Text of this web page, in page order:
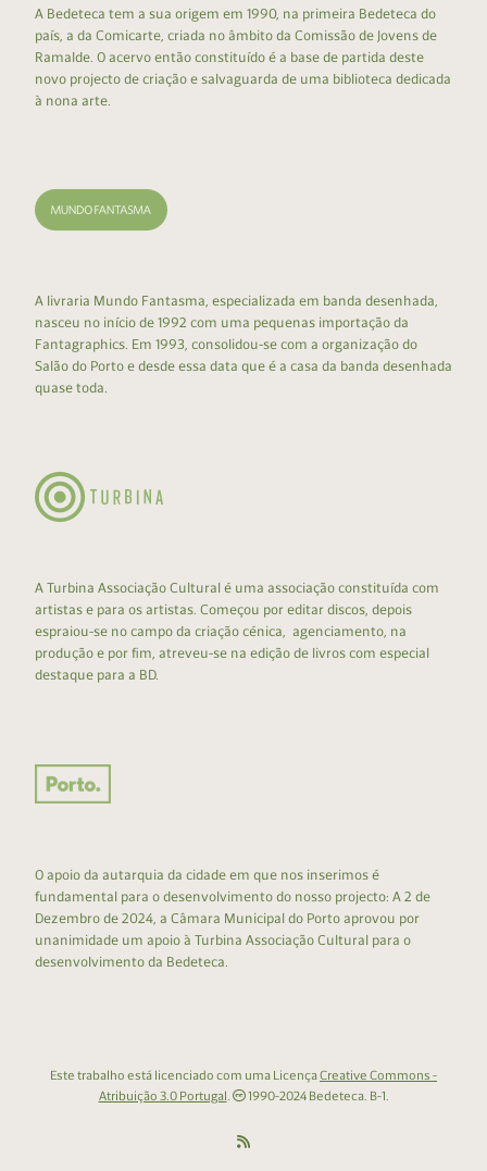
A Bedeteca tem a sua origem em 1990, na primeira Bedeteca do
país, a da Comicarte, criada no âmbito da Comissão de Jovens de
Ramalde. O acervo então constituído é a base de partida deste
novo projecto de criação e salvaguarda de uma biblioteca dedicada
à nona arte.
A livraria Mundo Fantasma, especializada em banda desenhada,
nasceu no início de 1992 com uma pequenas importação da
Fantagraphics. Em 1993, consolidou-se com a organização do
Salão do Porto e desde essa data que é a casa da banda desenhada
quase toda.
A Turbina Associação Cultural é uma associação constituída com
artistas e para os artistas. Começou por editar discos, depois
espraiou-se no campo da criação cénica, agenciamento, na
produção e por fim, atreveu-se na edição de livros com especial
destaque para a BD.
O apoio da autarquia da cidade em que nos inserimos é
fundamental para o desenvolvimento do nosso projecto: A 2 de
Dezembro de 2024, a Câmara Municipal do Porto aprovou por
unanimidade um apoio à Turbina Associação Cultural para o
desenvolvimento da Bedeteca.
Este trabalho está licenciado com uma LicençaCreative Commons -
Atribuição 3.0 Portugal. 1990-2024 Bedeteca. B-1.